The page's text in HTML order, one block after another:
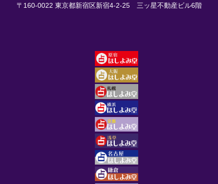
〒160-0022 東京都新宿区新宿4-2-25 三ッ星不動産ビル6階